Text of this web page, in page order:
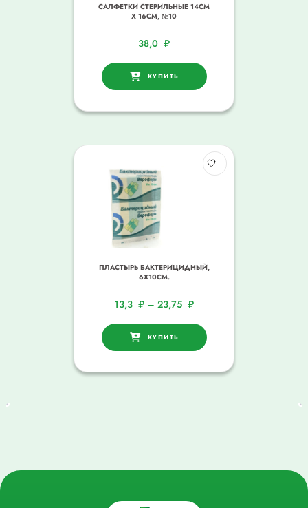
САЛФЕТКИ СТЕРИЛЬНЫЕ 14СМ
Х 16СМ, №10
38,0 ₽
КУПИТЬ
ПЛАСТЫРЬ БАКТЕРИЦИДНЫЙ,
6Х10СМ.
13,3 ₽ – 23,75 ₽
КУПИТЬ